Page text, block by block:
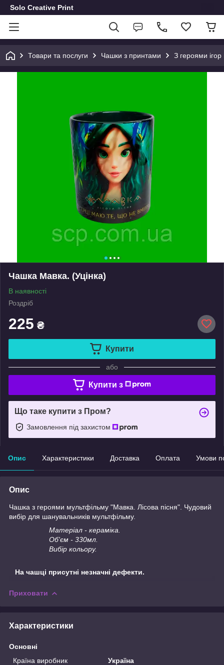
Solo Creative Print
Товари та послуги Чашки з принтами З героями ігор
Чашка Мавка. (Уцінка)
В наявності
Роздріб
225 ₴
Купити
або
Купити з
Що таке купити з Пром?
Замовлення під захистом
Опис Характеристики Доставка Оплата Умови
Опис
Чашка з героями мультфільму "Мавка. Лісова пісня". Чудовий
вибір для шанувальників мультфільму.
Матеріал - кераміка.
Об'єм - 330мл.
Вибір кольору.
На чашці присутні незначні дефекти.
Приховати
Характеристики
Основні
Країна виробник
Україна